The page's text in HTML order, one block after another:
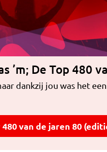
’m; De Top 480
dankzij jou was het
van de jaren 80